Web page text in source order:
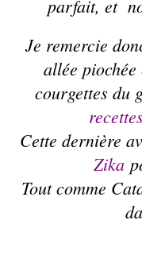
parfait, et
Je remercie
allée piochée
courgettes du
Cette dernière
Zika
Tout comme